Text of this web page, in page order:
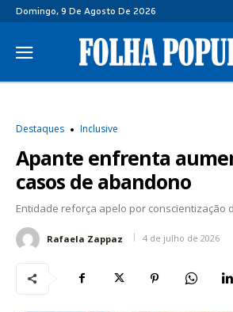
Domingo, 9 De Agosto De 2026
Destaques Inclusive
Apante enfrenta
casos de abandono
Entidade reforça apelo por conscientização
Rafaela Zappaz 4 de julho de 2026